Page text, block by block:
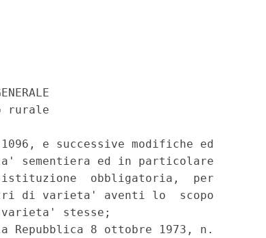
rurale
e successive modifiche ed
ed in particolare
obbligatoria,  per
di varieta' aventi lo  scopo
stesse;
Repubblica 8 ottobre 1973, n.